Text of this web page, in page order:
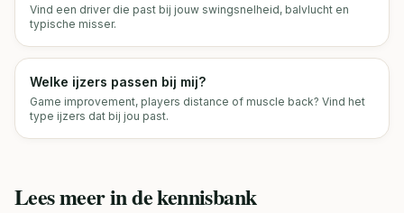
Vind een driver die past bij jouw swingsnelheid, balvlucht en
typische misser.
Welke ijzers passen bij mij?
Game improvement, players distance of muscle back? Vind het
type ijzers dat bij jou past.
Lees meer in de kennisbank